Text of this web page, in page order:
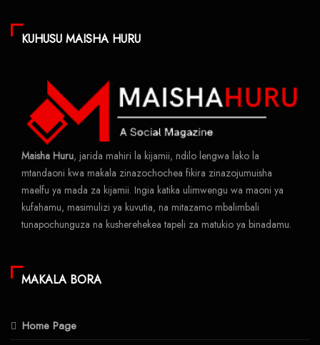
KUHUSU MAISHA HURU
Maisha Huru, jarida mahiri la kijamii, ndilo lengwa lako la
mtandaoni kwa makala zinazochochea fikira zinazojumuisha
maelfu ya mada za kijamii. Ingia katika ulimwengu wa maoni ya
kufahamu, masimulizi ya kuvutia, na mitazamo mbalimbali
tunapochunguza na kusherehekea tapeli za matukio ya binadamu.
MAKALA BORA
Home Page